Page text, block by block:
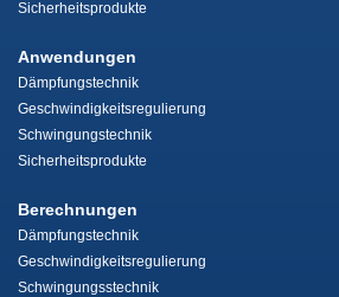
Sicherheitsprodukte
Anwendungen
Dämpfungstechnik
Geschwindigkeitsregulierung
Schwingungstechnik
Sicherheitsprodukte
Berechnungen
Dämpfungstechnik
Geschwindigkeitsregulierung
Schwingungsstechnik